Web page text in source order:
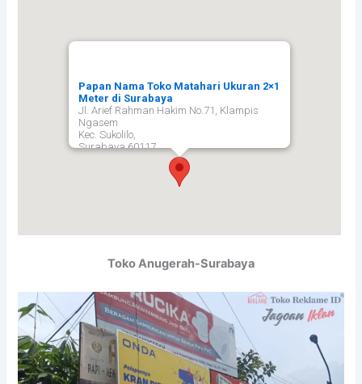
Papan Nama Toko Matahari Ukuran 2×1
Meter di Surabaya
Jl. Arief Rahman Hakim No.71, Klampis
Ngasem
Kec. Sukolilo,
Surabaya 60117
Toko Anugerah-Surabaya